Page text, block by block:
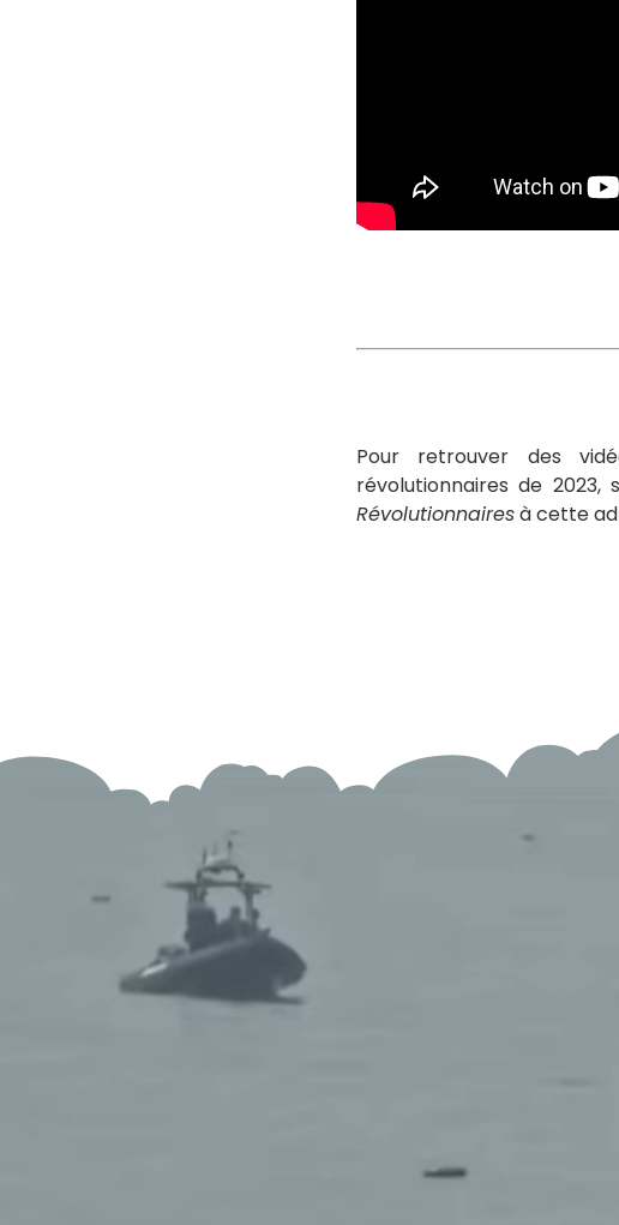
Pour retrouver des
révolutionnaires de 2023,
Révolutionnairesà cette